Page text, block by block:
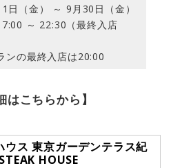
日（金） ～ 9月30日（金）
～ 22:30（最終入店
ンの最終入店は20:00
はこちらから】
ス 東京ガーデンテラス紀
HOUSE